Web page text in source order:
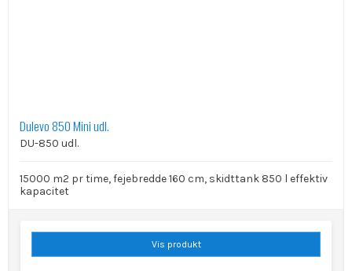
Dulevo 850 Mini udl.
DU-850 udl.
15000 m2 pr time, fejebredde 160 cm, skidttank 850 l effektiv
kapacitet
Vis produkt